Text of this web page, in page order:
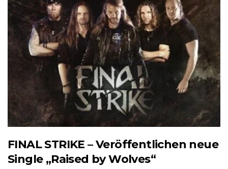
FINAL STRIKE – Veröffentlichen neue
Single „Raised by Wolves“